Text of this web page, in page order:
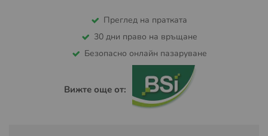
Преглед на пратката
30 дни право на връщане
Безопасно онлайн пазаруване
Вижте още от: